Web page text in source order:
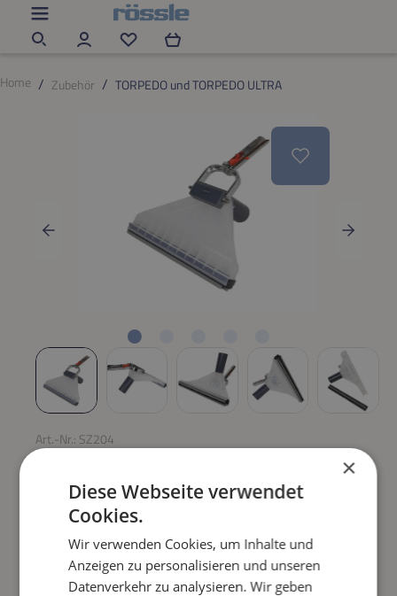
Zum Hauptinhalt springen
Du hast 0 Produkte auf dem Merkzettel
Home
Zubehör TORPEDO und TORPEDO ULTRA
Art.-Nr.: SZ204
MULMDÜSE TORPEDO
Regulärer Preis:
99,90 €
Preise inkl. MwSt. zzgl. Versandkosten
×
Diese Webseite verwendet
Cookies.
Wir verwenden Cookies, um Inhalte und
Anzeigen zu personalisieren und unseren
Datenverkehr zu analysieren. Wir geben